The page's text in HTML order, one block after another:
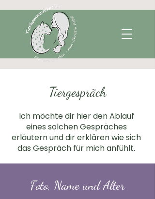
Tiergespräch
Ich möchte dir hier den Ablauf
eines solchen Gespräches
erläutern und dir erklären wie sich
das Gespräch für mich anfühlt.
Foto, Name und Alter